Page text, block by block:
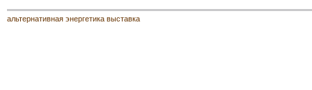
альтернативная энергетика выставка